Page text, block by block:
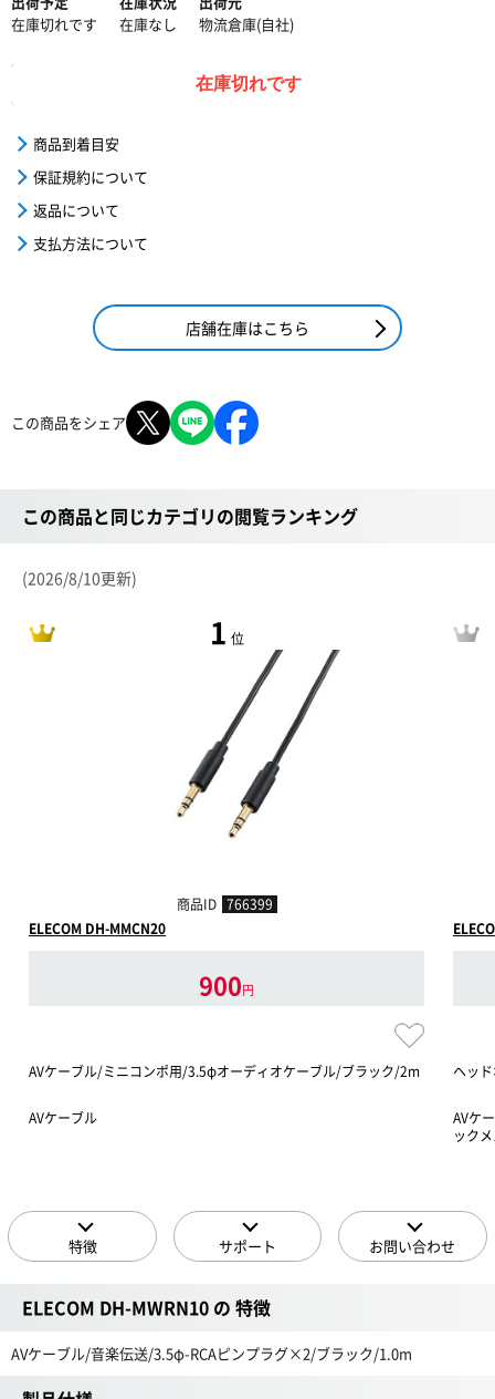
在庫切れです
在庫なし
物流倉庫(自社)
在庫切れです
商品到着目安
保証規約について
返品について
支払方法について
店舗在庫はこちら
この商品をシェア
この商品と同じカテゴリの閲覧ランキング
(2026/8/10更新)
1 位
商品ID 766399
ELECOM DH-MMCN20
900円
AVケーブル/ミニコンポ用/3.5φオーディオケーブル/ブラック/2m
AVケーブル
ヘッ
AVケ
ック
特徴 サポート お問い合わせ
ELECOM DH-MWRN10 の 特徴
AVケーブル/音楽伝送/3.5φ-RCAピンプラグ×2/ブラック/1.0m